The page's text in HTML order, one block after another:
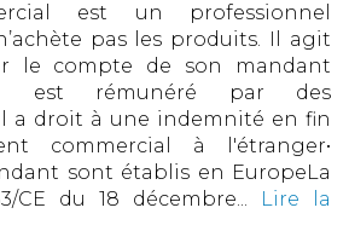
est un professionnel
pas les produits. Il agit
le compte de son mandant
Il est rémunéré par des
a droit à une indemnité en fin
commercial à l'étranger•
sont établis en EuropeLa
CE du 18 décembre...
Lire la